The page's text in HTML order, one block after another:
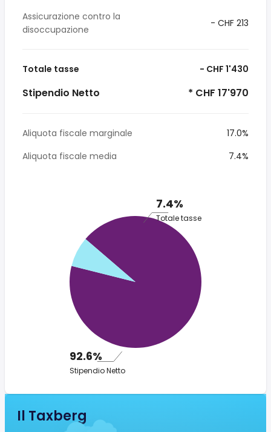
Assicurazione contro la
disoccupazione
- CHF 213
Totale tasse - CHF 1'430
Stipendio Netto * CHF 17'970
Aliquota fiscale marginale
17.0%
Aliquota fiscale media
7.4%
7.4%
Totale tasse
92.6%
Stipendio Netto
Il Taxberg